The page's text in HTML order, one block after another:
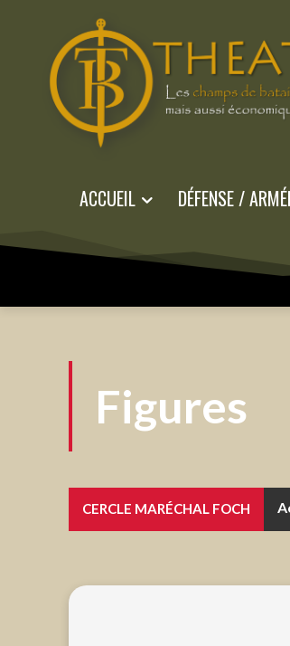
ACCUEIL DÉFENSE /
Figures
CERCLE MARÉCHAL FOCH